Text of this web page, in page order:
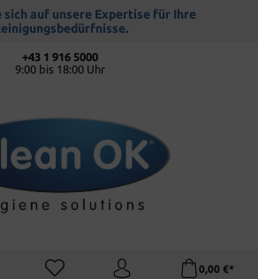
sich auf unsere Expertise für Ihre
+43 1 916 5000
9:00 bis 18:00 Uhr
0,00 €*